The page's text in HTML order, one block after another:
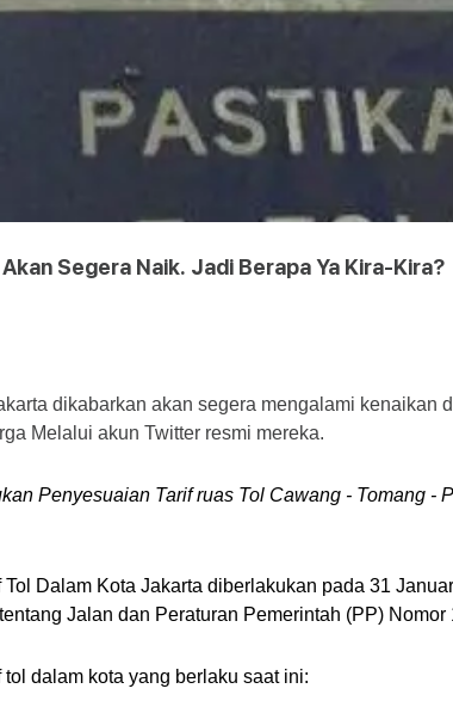
Segera Naik. Jadi Berapa Ya Kira-Kira?
dikabarkan akan segera mengalami
Melalui akun Twitter resmi mereka.
Penyesuaian Tarif ruas Tol Cawang - Tomang
Dalam Kota Jakarta diberlakukan pada 31
Jalan dan Peraturan Pemerintah (PP) Nomor
dalam kota yang berlaku saat ini: